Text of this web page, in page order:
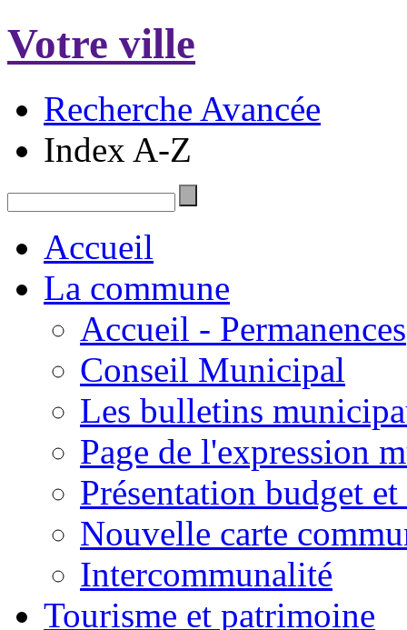
Votre ville
Recherche Avancée
Index A-Z
Accueil
La commune
Accueil - Permanences
Conseil Municipal
Les bulletins
Page de l'expression
Présentation budget
Nouvelle carte
Intercommunalité
Tourisme et patrimoine